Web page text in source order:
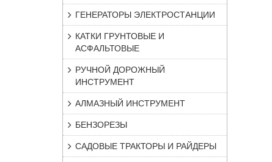
ГЕНЕРАТОРЫ ЭЛЕКТРОСТАНЦИИ
КАТКИ ГРУНТОВЫЕ И
АСФАЛЬТОВЫЕ
РУЧНОЙ ДОРОЖНЫЙ
ИНСТРУМЕНТ
АЛМАЗНЫЙ ИНСТРУМЕНТ
БЕНЗОРЕЗЫ
САДОВЫЕ ТРАКТОРЫ И РАЙДЕРЫ